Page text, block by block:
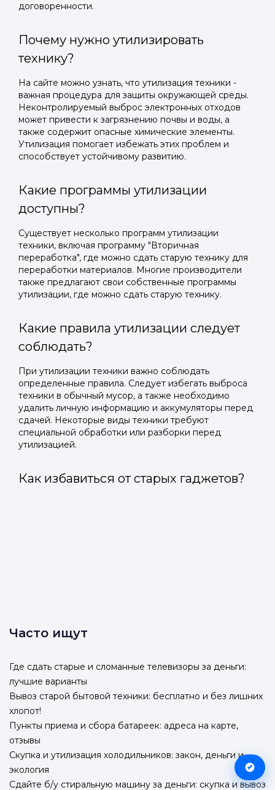
договоренности.
Почему нужно утилизировать
технику?
На сайте можно узнать, что утилизация техники -
важная процедура для защиты окружающей среды.
Неконтролируемый выброс электронных отходов
может привести к загрязнению почвы и воды, а
также содержит опасные химические элементы.
Утилизация помогает избежать этих проблем и
способствует устойчивому развитию.
Какие программы утилизации
доступны?
Существует несколько программ утилизации
техники, включая программу "Вторичная
переработка", где можно сдать старую технику для
переработки материалов. Многие производители
также предлагают свои собственные программы
утилизации, где можно сдать старую технику.
Какие правила утилизации следует
соблюдать?
При утилизации техники важно соблюдать
определенные правила. Следует избегать выброса
техники в обычный мусор, а также необходимо
удалить личную информацию и аккумуляторы перед
сдачей. Некоторые виды техники требуют
специальной обработки или разборки перед
утилизацией.
Как избавиться от старых гаджетов?
Часто ищут
Где сдать старые и сломанные телевизоры за деньги:
лучшие варианты
Вывоз старой бытовой техники: бесплатно и без лишних
хлопот!
Пункты приема и сбора батареек: адреса на карте,
отзывы
Скупка и утилизация холодильников: закон, деньги и
экология
Сдайте б/у стиральную машину за деньги: скупка и вывоз